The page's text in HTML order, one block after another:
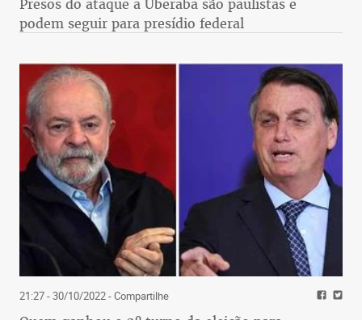
Presos do ataque a Uberaba são paulistas e
podem seguir para presídio federal
21:27 - 30/10/2022- Compartilhe